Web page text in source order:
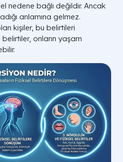
nedene bağlı değildir. Ancak
anlamına gelmez.
kişiler, bu belirtileri
onların yaşam